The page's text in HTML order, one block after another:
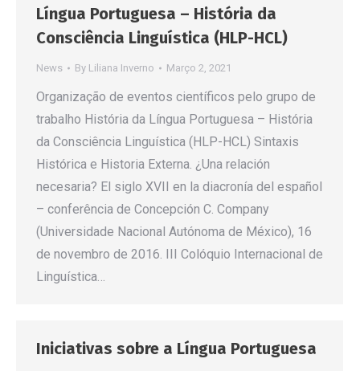
Língua Portuguesa – História da
Consciência Linguística (HLP-HCL)
News By Liliana Inverno Março 2, 2021
Organização de eventos científicos pelo grupo de
trabalho História da Língua Portuguesa – História
da Consciência Linguística (HLP-HCL) Sintaxis
Histórica e Historia Externa. ¿Una relación
necesaria? El siglo XVII en la diacronía del español
– conferência de Concepción C. Company
(Universidade Nacional Autónoma de México), 16
de novembro de 2016. III Colóquio Internacional de
Linguística…
Iniciativas sobre a Língua Portuguesa